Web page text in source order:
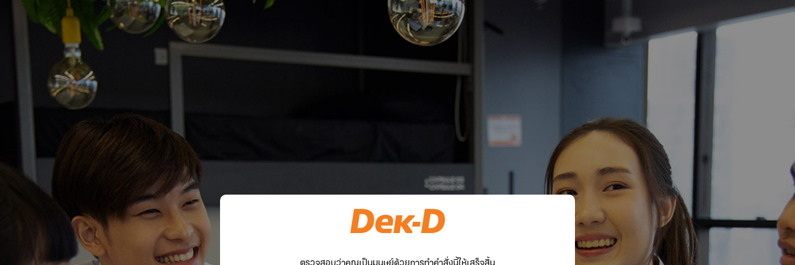
ตรวจสอบว่าคุณเป็นมนุษย์ด้วยการทำคำสั่งนี้ให้เสร็จสิ้น